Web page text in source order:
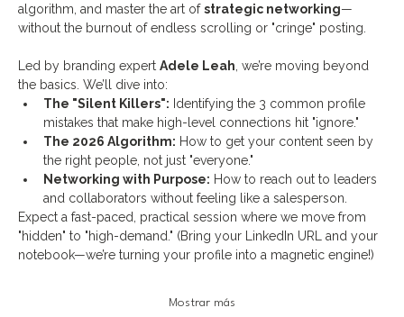
algorithm, and master the art of strategic networking—
without the burnout of endless scrolling or "cringe" posting.
Led by branding expert Adele Leah , we’re moving beyond
the basics. We’ll dive into:
The "Silent Killers": Identifying the 3 common profile
mistakes that make high-level connections hit "ignore."
The 2026 Algorithm: How to get your content seen by
the right people, not just "everyone."
Networking with Purpose: How to reach out to leaders
and collaborators without feeling like a salesperson.
Expect a fast-paced, practical session where we move from
"hidden" to "high-demand." (Bring your LinkedIn URL and your
notebook—we’re turning your profile into a magnetic engine!)
Mostrar más